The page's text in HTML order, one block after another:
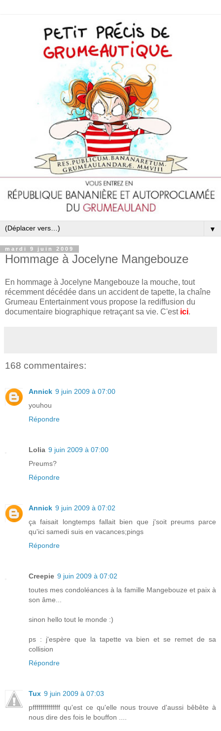
▼
mardi 9 juin 2009
Hommage à Jocelyne Mangebouze
En hommage à Jocelyne Mangebouze la mouche, tout
récemment décédée dans un accident de tapette, la chaîne
Grumeau Entertainment vous propose la rediffusion du
documentaire biographique retraçant sa vie. C'est ici.
168 commentaires:
Annick 9 juin 2009 à 07:00
youhou
Répondre
Lolia 9 juin 2009 à 07:00
Preums?
Répondre
Annick 9 juin 2009 à 07:02
ça faisait longtemps fallait bien que j'soit preums parce
qu'ici samedi suis en vacances;pings
Répondre
Creepie 9 juin 2009 à 07:02
toutes mes condoléances à la famille Mangebouze et paix à
son âme...
sinon hello tout le monde :)
ps : j'espère que la tapette va bien et se remet de sa
collision
Répondre
Tux 9 juin 2009 à 07:03
pffffffffffffff qu'est ce qu'elle nous trouve d'aussi bêbête à
nous dire des fois le bouffon ....